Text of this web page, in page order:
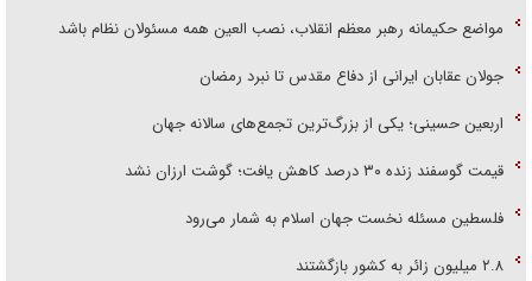
مواضع حکیمانه رهبر معظم انقلاب، نصب العین همه مسئولان نظام باشد
جولان عقابان ایرانی از دفاع مقدس تا نبرد رمضان
اربعین حسینی؛ یکی از بزرگ‌ترین تجمع‌های سالانه جهان
قیمت گوسفند زنده ۳۰ درصد کاهش یافت؛ گوشت ارزان نشد
فلسطین مسئله نخست جهان اسلام به شمار می‌رود
۲.۸ میلیون زائر به کشور بازگشتند